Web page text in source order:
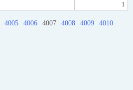
1
4005 4006 4007 4008 4009
4010